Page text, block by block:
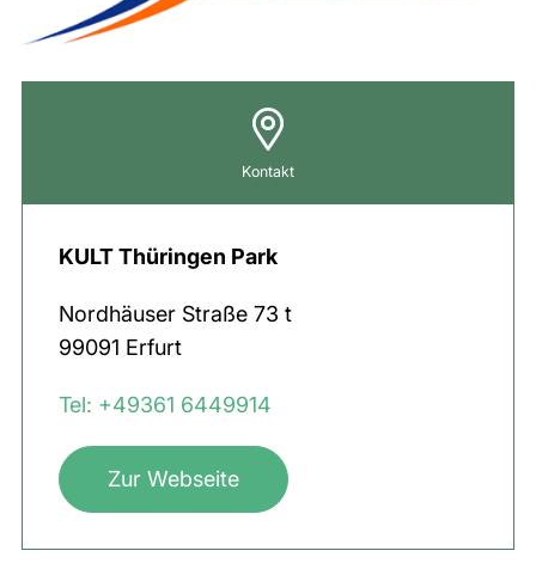
Kontakt
KULT Thüringen Park
Nordhäuser Straße 73 t
99091 Erfurt
Tel: +49361 6449914
Zur Webseite